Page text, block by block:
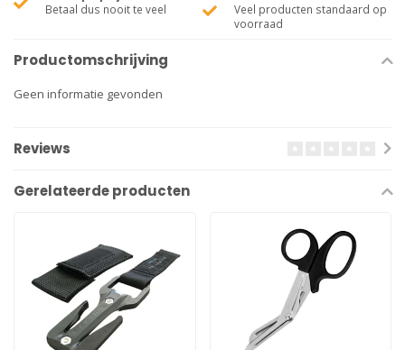
Betaal dus nooit te veel
Veel producten standaard op
voorraad
Productomschrijving
Geen informatie gevonden
Reviews
Gerelateerde producten